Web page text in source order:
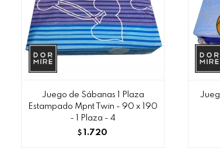
Juego de Sábanas 1 Plaza
Estampado Mpnt Twin - 90 x 190
- 1 Plaza - 4
$ 1.720